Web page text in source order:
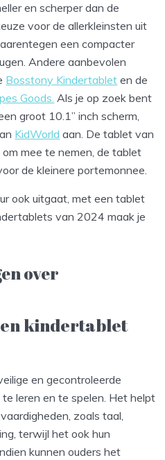
en scherper dan de
voor de allerkleinsten uit
een compacter
Andere aanbevolen
Bosstony Kindertablet en de
Goods. Als je op zoek bent
groot 10.1” inch scherm,
KidWorld aan. De tablet van
mee te nemen, de tablet
de kleinere portemonnee.
ook uitgaat, met een tablet
van 2024 maak je
over
kindertablet
en gecontroleerde
leren en te spelen. Het helpt
zoals taal,
terwijl het ook hun
kunnen ouders het